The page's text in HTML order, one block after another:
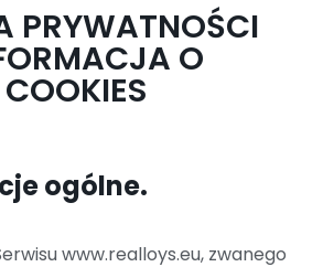
PRYWATNOŚCI
O
ogólne.
www.realloys.eu, zwanego